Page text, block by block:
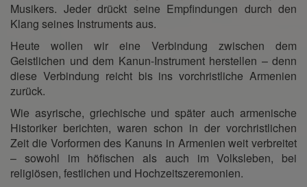
Musikers. Jeder drückt seine Empfindungen durch den
Klang seines Instruments aus.
Heute wollen wir eine Verbindung zwischen dem
Geistlichen und dem Kanun-Instrument herstellen – denn
diese Verbindung reicht bis ins vorchristliche Armenien
zurück.
Wie asyrische, griechische und später auch armenische
Historiker berichten, waren schon in der vorchristlichen
Zeit die Vorformen des Kanuns in Armenien weit verbreitet
– sowohl im höfischen als auch im Volksleben, bei
religiösen, festlichen und Hochzeitszeremonien.